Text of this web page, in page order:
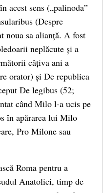
acest sens („palinoda”
(Despre
noua sa alianță. A fost
neplăcute și a
câțiva ani a
orator) și De republica
De legibus (52;
când Milo l-a ucis pe
în apărarea lui Milo
Pro Milone sau
Roma pentru a
Anatoliei, timp de